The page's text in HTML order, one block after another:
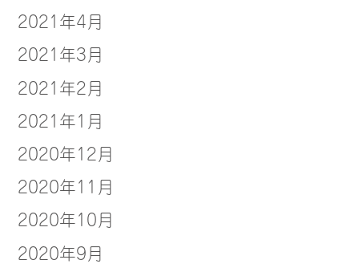
2021年4月
2021年3月
2021年2月
2021年1月
2020年12月
2020年11月
2020年10月
2020年9月